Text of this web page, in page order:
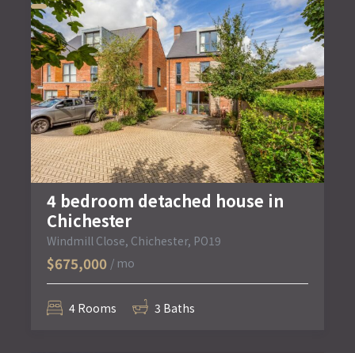
4 bedroom detached house in
Chichester
Windmill Close, Chichester, PO19
$675,000 / mo
4 Rooms 3 Baths